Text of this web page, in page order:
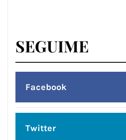
SEGUIME
Facebook
Twitter